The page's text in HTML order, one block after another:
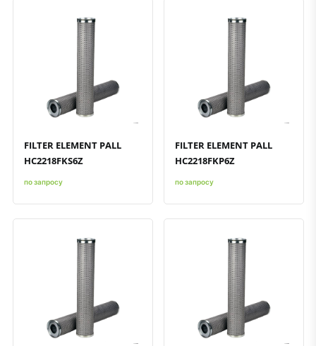
Быстрый просмотр
Добавить к сравнению
Добавить в избранное
FILTER ELEMENT PALL
HC2218FKS6Z
по запросу
Быстрый просмотр
Добавить к сравнению
Добавить в избранное
FILTER ELEMENT PALL
HC2218FKP6Z
по запросу
Быстрый просмотр
Добавить к сравнению
Добавить в избранное Быстрый просмотр
Добавить к сравнению
Добавить в избранное